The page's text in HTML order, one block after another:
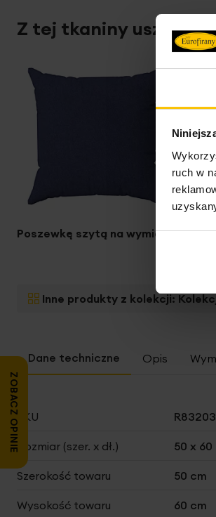
ruch w
Z tej tkaniny uszyjesz
Poszewkę szytą na wymiar
Inne produkty z kolekcji:
Opis
Więcej
informacji
SKU
Rozmiar (szer. x dł.) 50 x 60
Szerokość towaru 50 cm
Wysokość towaru 60 cm
ZOBACZ OPINIE